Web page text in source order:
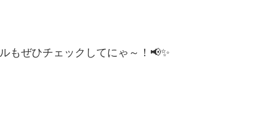
もぜひチェックしてにゃ～！📢✨